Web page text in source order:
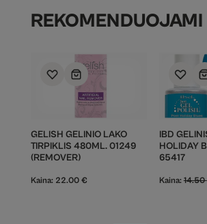
REKOMENDUOJAMI
GELISH GELINIO LAKO
TIRPIKLIS 480ML. 01249
(REMOVER)
Kaina: 22.00 €
IBD
HOLIDAY
65417
Kaina:14.50